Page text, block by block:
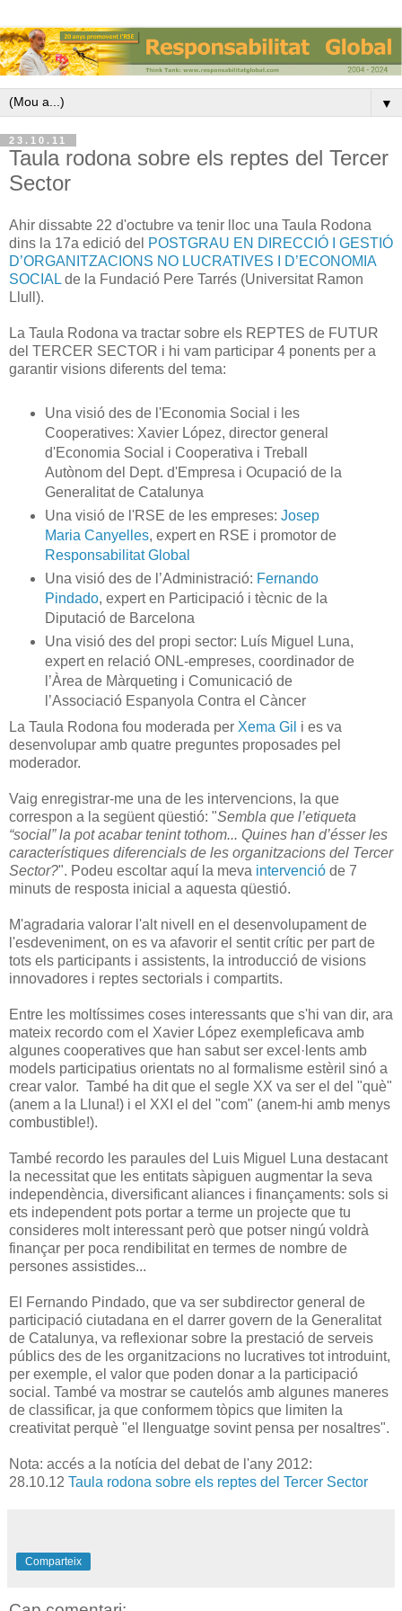
▼
23.10.11
Taula rodona sobre els reptes del Tercer
Sector
Ahir dissabte 22 d'octubre va tenir lloc una Taula Rodona
dins la 17a edició del POSTGRAU EN DIRECCIÓ I GESTIÓ
D’ORGANITZACIONS NO LUCRATIVES I D’ECONOMIA
SOCIAL de la Fundació Pere Tarrés (Universitat Ramon
Llull).
La Taula Rodona va tractar sobre els REPTES de FUTUR
del TERCER SECTOR i hi vam participar 4 ponents per a
garantir visions diferents del tema:
Una visió des de l'Economia Social i les
Cooperatives: Xavier López, director general
d'Economia Social i Cooperativa i Treball
Autònom del Dept. d'Empresa i Ocupació de la
Generalitat de Catalunya
Una visió de l'RSE de les empreses: Josep
Maria Canyelles, expert en RSE i promotor de
Responsabilitat Global
Una visió des de l’Administració: Fernando
Pindado, expert en Participació i tècnic de la
Diputació de Barcelona
Una visió des del propi sector: Luís Miguel Luna,
expert en relació ONL-empreses, coordinador de
l’Àrea de Màrqueting i Comunicació de
l’Associació Espanyola Contra el Càncer
La Taula Rodona fou moderada per Xema Gil i es va
desenvolupar amb quatre preguntes proposades pel
moderador.
Vaig enregistrar-me una de les intervencions, la que
correspon a la següent qüestió: "Sembla que l’etiqueta
“social” la pot acabar tenint tothom... Quines han d’ésser les
característiques diferencials de les organitzacions del Tercer
Sector?". Podeu escoltar aquí la meva intervenció de 7
minuts de resposta inicial a aquesta qüestió.
M'agradaria valorar l'alt nivell en el desenvolupament de
l'esdeveniment, on es va afavorir el sentit crític per part de
tots els participants i assistents, la introducció de visions
innovadores i reptes sectorials i compartits.
Entre les moltíssimes coses interessants que s'hi van dir, ara
mateix recordo com el Xavier López exempleficava amb
algunes cooperatives que han sabut ser excel·lents amb
models participatius orientats no al formalisme estèril sinó a
crear valor. També ha dit que el segle XX va ser el del "què"
(anem a la Lluna!) i el XXI el del "com" (anem-hi amb menys
combustible!).
També recordo les paraules del Luis Miguel Luna destacant
la necessitat que les entitats sàpiguen augmentar la seva
independència, diversificant aliances i finançaments: sols si
ets independent pots portar a terme un projecte que tu
consideres molt interessant però que potser ningú voldrà
finançar per poca rendibilitat en termes de nombre de
persones assistides...
El Fernando Pindado, que va ser subdirector general de
participació ciutadana en el darrer govern de la Generalitat
de Catalunya, va reflexionar sobre la prestació de serveis
públics des de les organitzacions no lucratives tot introduint,
per exemple, el valor que poden donar a la participació
social. També va mostrar se cautelós amb algunes maneres
de classificar, ja que conformem tòpics que limiten la
creativitat perquè "el llenguatge sovint pensa per nosaltres".
Nota: accés a la notícia del debat de l'any 2012:
28.10.12 Taula rodona sobre els reptes del Tercer Sector
Comparteix